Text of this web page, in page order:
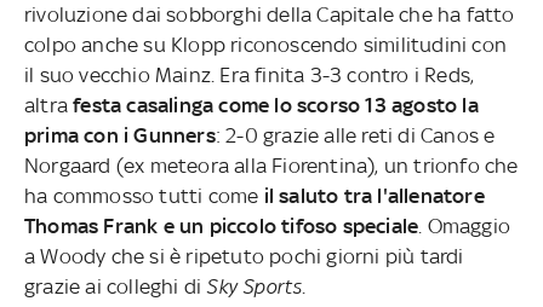
rivoluzione dai sobborghi della Capitale che ha fatto
colpo anche su Klopp riconoscendo similitudini con
il suo vecchio Mainz. Era finita 3-3 contro i Reds,
altrafesta casalinga come lo scorso 13 agosto la
prima con i Gunners: 2-0 grazie alle reti di Canos e
Norgaard (ex meteora alla Fiorentina), un trionfo che
ha commosso tutti come il saluto tra l'allenatore
Thomas Frank e un piccolo tifoso speciale . Omaggio
a Woody che si è ripetuto pochi giorni più tardi
grazie ai colleghi diSky Sports